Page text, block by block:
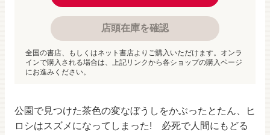
公園で見つけた茶色の変なぼうしをかぶったとたん、ヒ
ロシはスズメになってしまった! 必死で人間にもどる
店頭在庫を確認
全国の書店、もしくはネット書店よりご購入いただけます。オンラ
インで購入される場合は、上記リンクから各ショップの購入ページ
にお進みください。